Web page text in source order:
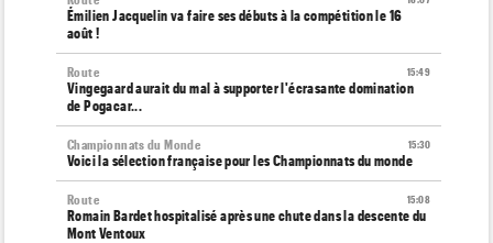
Émilien Jacquelin va faire ses débuts à la compétition le 16
août !
15:49
Route
Vingegaard aurait du mal à supporter l'écrasante domination
de Pogacar...
15:30
Championnats du Monde
Voici la sélection française pour les Championnats du monde
15:08
Route
Romain Bardet hospitalisé après une chute dans la descente du
Mont Ventoux